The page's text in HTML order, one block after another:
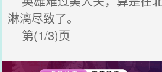
淋漓尽致了。
第(1/3)页